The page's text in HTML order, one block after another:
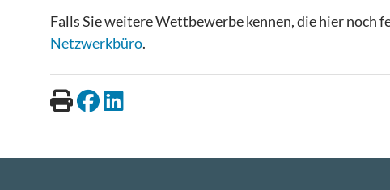
Falls Sie weitere Wettbewerbe kennen, die hier noch
Netzwerkbüro.